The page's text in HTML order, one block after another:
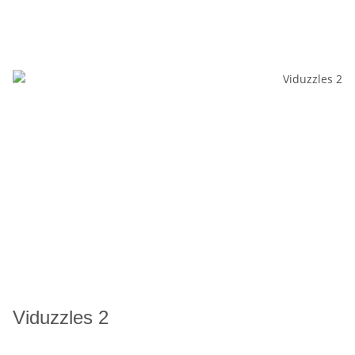
Viduzzles 2